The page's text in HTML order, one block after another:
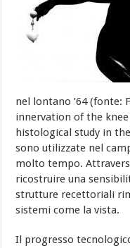
nel lontano ’64 (fonte:
innervation of the
histological study in
sono utilizzate nel
molto tempo.
ricostruire una
strutture recettoriali
sistemi come la vista.
Il progresso